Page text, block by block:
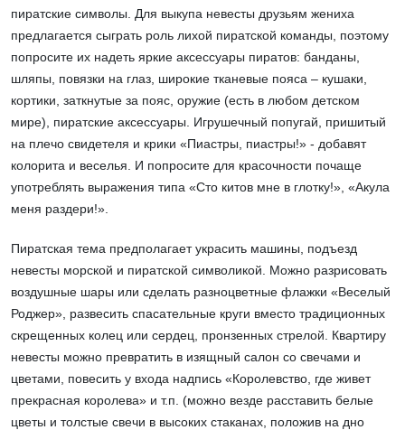
пиратские символы. Для выкупа невесты друзьям жениха
предлагается сыграть роль лихой пиратской команды, поэтому
попросите их надеть яркие аксессуары пиратов: банданы,
шляпы, повязки на глаз, широкие тканевые пояса – кушаки,
кортики, заткнутые за пояс, оружие (есть в любом детском
мире), пиратские аксессуары. Игрушечный попугай, пришитый
на плечо свидетеля и крики «Пиастры, пиастры!» - добавят
колорита и веселья. И попросите для красочности почаще
употреблять выражения типа «Сто китов мне в глотку!», «Акула
меня раздери!».
Пиратская тема предполагает украсить машины, подъезд
невесты морской и пиратской символикой. Можно разрисовать
воздушные шары или сделать разноцветные флажки «Веселый
Роджер», развесить спасательные круги вместо традиционных
скрещенных колец или сердец, пронзенных стрелой. Квартиру
невесты можно превратить в изящный салон со свечами и
цветами, повесить у входа надпись «Королевство, где живет
прекрасная королева» и т.п. (можно везде расставить белые
цветы и толстые свечи в высоких стаканах, положив на дно